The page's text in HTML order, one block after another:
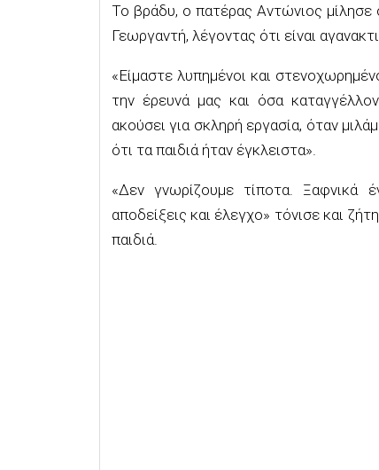
Το βράδυ, ο πατέρας Αντώνιος
Γεωργαντή, λέγοντας ότι είναι
«Είμαστε λυπημένοι και
την έρευνά μας και όσα
ακούσει για σκληρή εργασία, όταν
ότι τα παιδιά ήταν έγκλειστα».
«Δεν γνωρίζουμε τίποτα. Ξαφνικά
αποδείξεις και έλεγχο» τόνισε και
παιδιά.